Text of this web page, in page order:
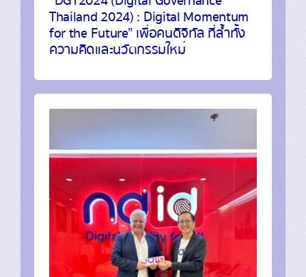
Thailand 2024) : Digital Momentum
for the Future” เพื่อคนดิจิทัล ที่ล้ำทั้ง
ความคิดและนวัตกรรมใหม่